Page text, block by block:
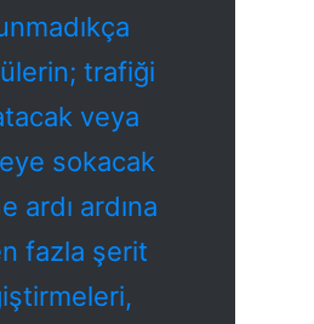
trafiği
veya
sokacak
ardı ardına
fazla şerit